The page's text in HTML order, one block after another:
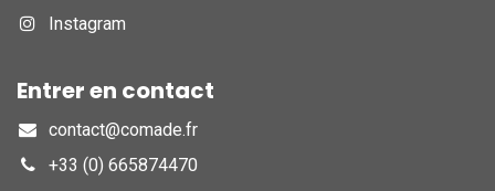
Instagram
Entrer en contact
contact@comade.fr
+33 (0) 665874470